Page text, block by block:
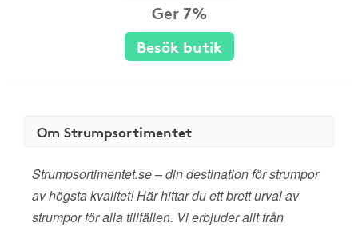
Ger 7%
Besök butik
Om Strumpsortimentet
Strumpsortimentet.se – din destination för strumpor
av högsta kvalitet! Här hittar du ett brett urval av
strumpor för alla tillfällen. Vi erbjuder allt från